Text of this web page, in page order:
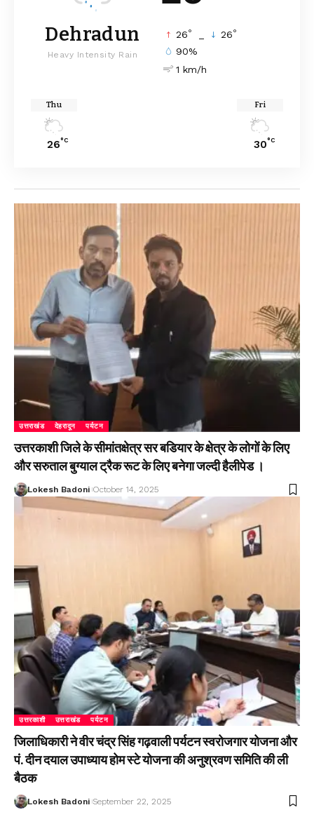
Dehradun
Heavy Intensity Rain
26° 26°
90%
1 km/h
Thu
26°C
Fri
30°C
उत्तराखंड देहरादून पर्यटन
उत्तरकाशी जिले के सीमांतक्षेत्र सर बडियार के क्षेत्र के लोगों के लिए
और सरुताल बुग्याल ट्रैक रूट के लिए बनेगा जल्दी हैलीपेड ।
Lokesh Badoni October 14, 2025
उत्तरकाशी उत्तराखंड पर्यटन
जिलाधिकारी ने वीर चंद्र सिंह गढ़वाली पर्यटन स्वरोजगार योजना और
पं. दीन दयाल उपाध्याय होम स्टे योजना की अनुश्रवण समिति की ली
बैठक
Lokesh Badoni September 22, 2025